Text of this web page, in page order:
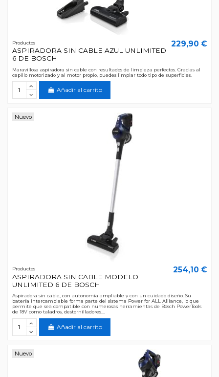
Productos
ASPIRADORA SIN CABLE AZUL UNLIMITED
6 DE BOSCH
229,90 €
Maravillosa aspiradora sin cable con resultados de limpieza perfectos. Gracias al
cepillo motorizado y al motor propio, puedes limpiar todo tipo de superficies.
Añadir al carrito
Nuevo
Productos
ASPIRADORA SIN CABLE MODELO
UNLIMITED 6 DE BOSCH
254,10 €
Aspiradora sin cable, con autonomía ampliable y con un cuidado diseño. Su
batería intercambiable forma parte del sistema Power for ALL Alliance, lo que
permite que sea compatible con numerosas herramientas de Bosch PowerTools
de 18V como taladros, destornilladores....
Añadir al carrito
Nuevo